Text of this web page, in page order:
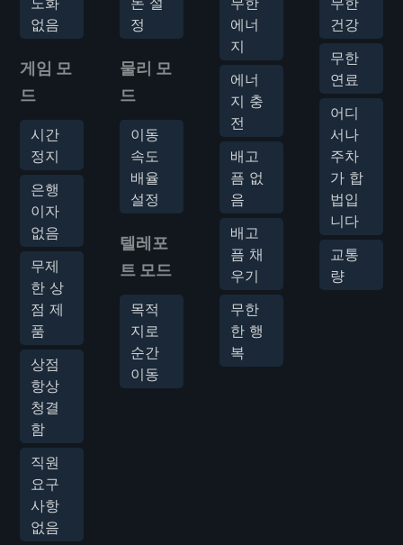
없음
게임 모
드
시간
정지
은행
이자
없음
무제
한 상
점 제
품
상점
항상
청결
함
직원
요구
사항
없음
정
물리 모
드
이동
속도
배율
설정
텔레포
트 모드
목적
지로
순간
이동
에너
지
에너
지 충
전
배고
픔 없
음
배고
픔 채
우기
무한
한 행
복
건강
무한
연료
어디
서나
주차
가 합
법입
니다
교통
량